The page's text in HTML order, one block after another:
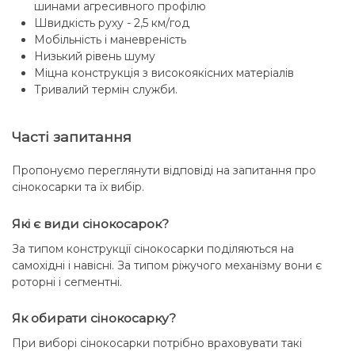
шинами агресивного профілю
Швидкість руху - 2,5 км/год
Мобільність і маневреність
Низький рівень шуму
Міцна конструкція з високоякісних матеріалів
Тривалий термін служби.
Часті запитання
Пропонуємо переглянути відповіді на запитання про
сінокосарки та їх вибір.
Які є види сінокосарок?
За типом конструкції сінокосарки поділяються на
самохідні і навісні. За типом ріжучого механізму вони є
роторні і сегментні.
Як обирати сінокосарку?
При виборі сінокосарки потрібно враховувати такі